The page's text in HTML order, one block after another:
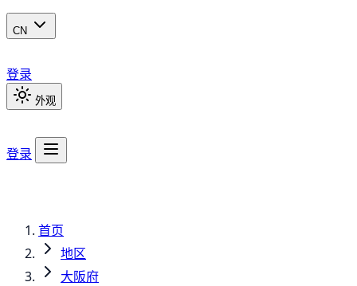
CN
登录
外观
登录
首页
地区
大阪府